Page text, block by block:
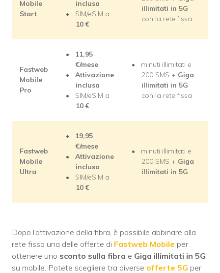
Mobile
Start
inclusa
SIM/eSIM a
10 €
illimitati in 5G
con la rete fissa
Fastweb
Mobile
Pro
11,95
€/mese
Attivazione
inclusa
SIM/eSIM a
10 €
minuti illimitati e
200 SMS + Giga
illimitati in 5G
con la rete fissa
Fastweb
Mobile
Ultra
19,95
€/mese
Attivazione
inclusa
SIM/eSIM a
10 €
minuti illimitati e
200 SMS + Giga
illimitati in 5G
Dopo l’attivazione della fibra, è possibile abbinare alla
rete fissa una delle offerte di Fastweb Mobile per
ottenere uno sconto sulla fibra e Giga illimitati in 5G
su mobile. Potete scegliere tra diverse offerte 5G per